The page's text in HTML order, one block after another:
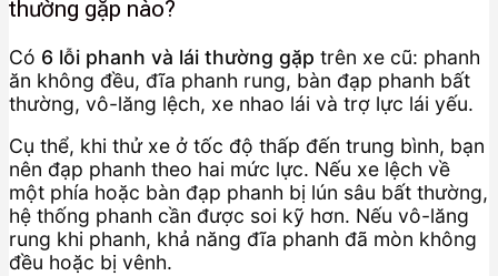
thường gặp nào?
Có 6 lỗi phanh và lái thường gặp trên xe cũ: phanh
ăn không đều, đĩa phanh rung, bàn đạp phanh bất
thường, vô-lăng lệch, xe nhao lái và trợ lực lái yếu.
Cụ thể, khi thử xe ở tốc độ thấp đến trung bình, bạn
nên đạp phanh theo hai mức lực. Nếu xe lệch về
một phía hoặc bàn đạp phanh bị lún sâu bất thường,
hệ thống phanh cần được soi kỹ hơn. Nếu vô-lăng
rung khi phanh, khả năng đĩa phanh đã mòn không
đều hoặc bị vênh.